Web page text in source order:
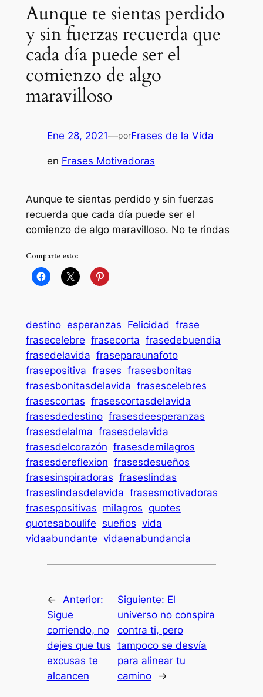
Aunque te sientas perdido
y sin fuerzas recuerda que
cada día puede ser el
comienzo de algo
maravilloso
Ene 28, 2021—porFrases de la Vida
en Frases Motivadoras
Aunque te sientas perdido y sin fuerzas
recuerda que cada día puede ser el
comienzo de algo maravilloso. No te rindas
Comparte esto:
destino esperanzas Felicidad frase
frasecelebre frasecorta frasedebuendia
frasedelavida fraseparaunafoto
frasepositiva frases frasesbonitas
frasesbonitasdelavida frasescelebres
frasescortas frasescortasdelavida
frasesdedestino frasesdeesperanzas
frasesdelalma frasesdelavida
frasesdelcorazón frasesdemilagros
frasesdereflexion frasesdesueños
frasesinspiradoras fraseslindas
fraseslindasdelavida frasesmotivadoras
frasespositivas milagros quotes
quotesaboulife sueños vida
vidaabundante vidaenabundancia
←
Anterior:
Sigue
corriendo, no
dejes que tus
excusas te
alcancen
Siguiente: El
universo no conspira
contra ti, pero
tampoco se desvía
para alinear tu
camino
→